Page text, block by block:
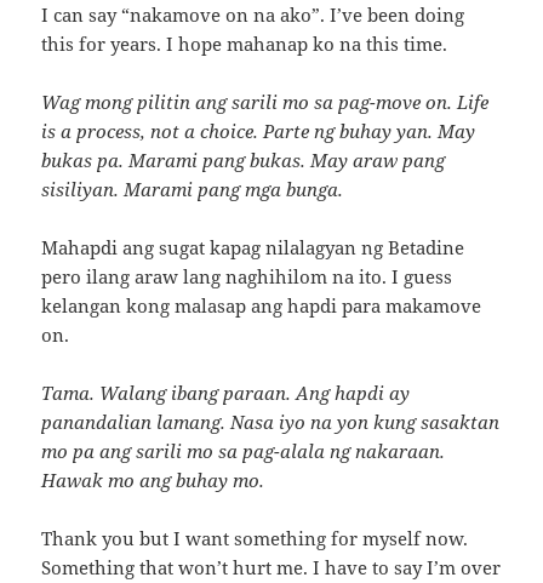
I can say “nakamove on na ako”. I’ve been doing
this for years. I hope mahanap ko na this time.
Wag mong pilitin ang sarili mo sa pag-move on. Life
is a process, not a choice. Parte ng buhay yan. May
bukas pa. Marami pang bukas. May araw pang
sisiliyan. Marami pang mga bunga.
Mahapdi ang sugat kapag nilalagyan ng Betadine
pero ilang araw lang naghihilom na ito. I guess
kelangan kong malasap ang hapdi para makamove
on.
Tama. Walang ibang paraan. Ang hapdi ay
panandalian lamang. Nasa iyo na yon kung sasaktan
mo pa ang sarili mo sa pag-alala ng nakaraan.
Hawak mo ang buhay mo.
Thank you but I want something for myself now.
Something that won’t hurt me. I have to say I’m over